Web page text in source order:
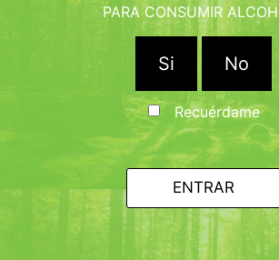
PARA CONSUMIR
Si No
Recuérdame
ENTRAR
Chartreuse Swizzle
4 cl de Chartreuse verde
1,5 cl de Falernum
4 cl de jugo de piña
2 cl de lima
Cubos de hielo
Proporcione un vaso mezclador y
Enfríe los 2 vasos con hielo.
En el vaso mezclador verter 4 cl de